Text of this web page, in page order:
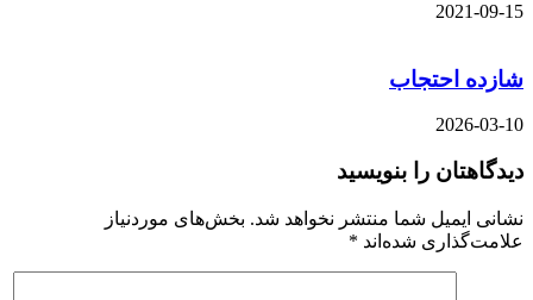
2021-09-15
شازده احتجاب
2026-03-10
دیدگاهتان را بنویسید
نشانی ایمیل شما منتشر نخواهد شد. بخش‌های موردنیاز
علامت‌گذاری شده‌اند *